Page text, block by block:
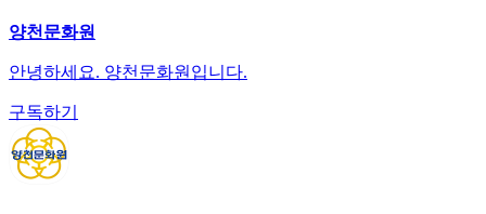
양천문화원
안녕하세요. 양천문화원입니다.
구독하기